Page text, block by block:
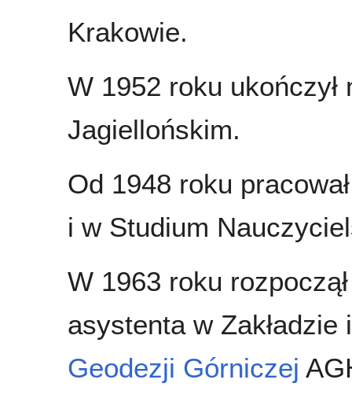
Krakowie.
W 1952 roku
Jagiellońskim.
Od 1948 roku
i w Studium
W 1963 roku
asystenta w
Geodezji Górniczej